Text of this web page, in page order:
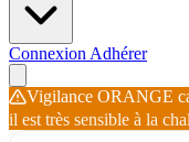
Connexion Adhérer
Vigilance ORANGE
il est très sensible à la